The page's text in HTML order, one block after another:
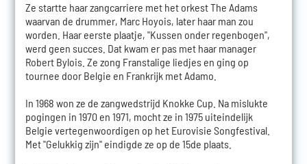
Ze startte haar zangcarriere met het orkest The Adams
waarvan de drummer, Marc Hoyois, later haar man zou
worden. Haar eerste plaatje, "Kussen onder regenbogen",
werd geen succes. Dat kwam er pas met haar manager
Robert Bylois. Ze zong Franstalige liedjes en ging op
tournee door Belgie en Frankrijk met Adamo.
In 1968 won ze de zangwedstrijd Knokke Cup. Na mislukte
pogingen in 1970 en 1971, mocht ze in 1975 uiteindelijk
Belgie vertegenwoordigen op het Eurovisie Songfestival.
Met "Gelukkig zijn" eindigde ze op de 15de plaats.